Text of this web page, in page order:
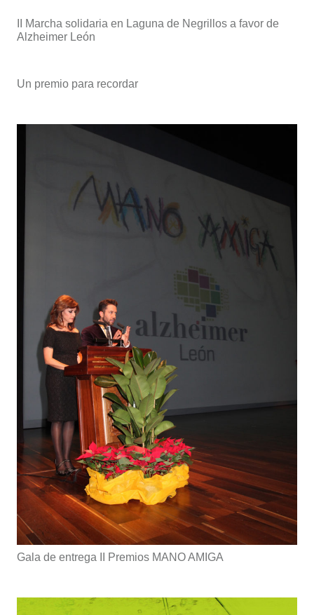
II Marcha solidaria en Laguna de Negrillos a favor de
Alzheimer León
Un premio para recordar
Gala de entrega II Premios MANO AMIGA